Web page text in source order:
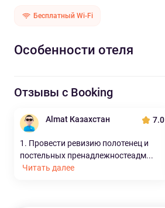
Бесплатный Wi-Fi
Особенности отеля
Отзывы с Booking
Almat Казахстан 7.0
1. Провести ревизию полотенец и
постельных пренадлежностеадм...
Читать далее